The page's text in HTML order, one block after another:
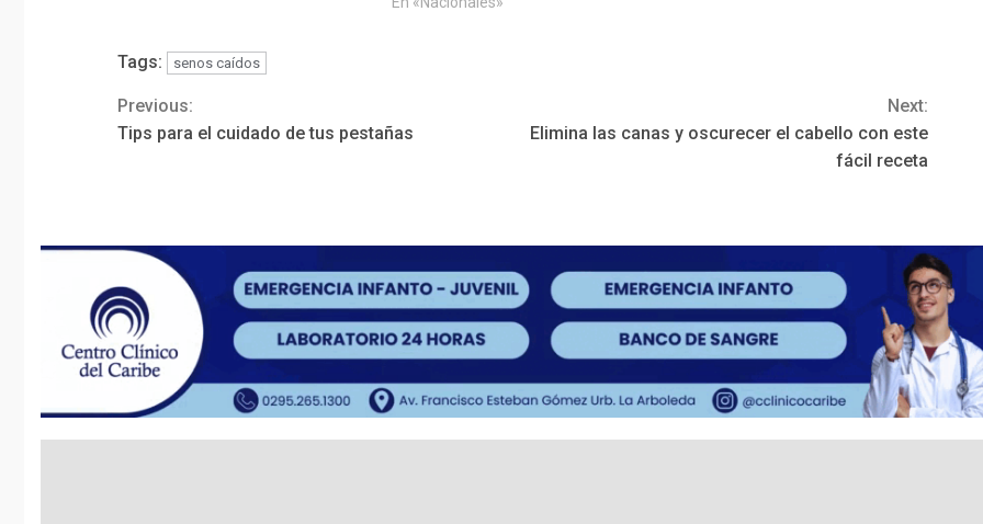
Tags: senos caídos
Continue
Previous:
Tips para el cuidado de tus pestañas
Next:
Elimina las canas y oscurecer el cabello con este
fácil receta